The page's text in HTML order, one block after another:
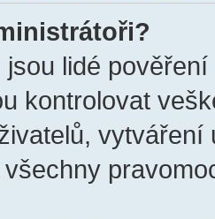
jsou lidé
kontrolovat